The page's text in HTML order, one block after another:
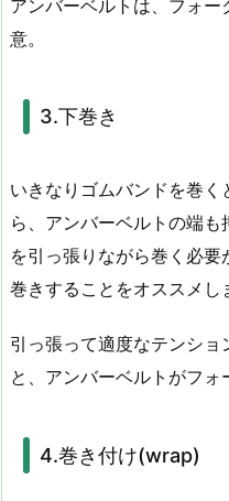
アンバーベルトは、フォ
意。
3.下巻き
いきなりゴムバンドを巻
ら、アンバーベルトの端も
を引っ張りながら巻く必
巻きすることをオススメし
引っ張って適度なテンショ
と、アンバーベルトがフォ
4.巻き付け(wrap)